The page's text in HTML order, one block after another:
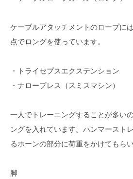
ケーブルアタッチメントのロープに
点でロングを使っています。
・トライセプスエクステンション
・ナロープレス（スミスマシン）
一人でトレーニングすることが多い
ングを入れています。ハンマースト
るホーンの部分に荷重をかけてもらい
脚